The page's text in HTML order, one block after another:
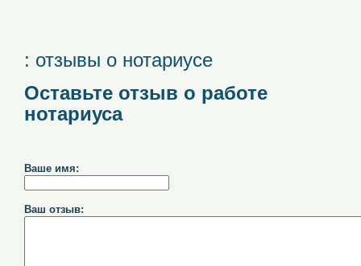
: отзывы о нотариусе
Оставьте отзыв о работе
нотариуса
Ваше имя:
Ваш отзыв: